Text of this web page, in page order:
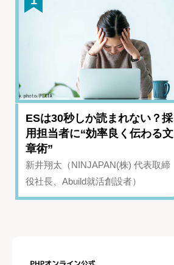
ESは30秒しか読まれない？採
用担当者に“効率良く伝わる文
章術”
新井翔太（NINJAPAN(株) 代表取締
役社長、Abuild就活創設者）